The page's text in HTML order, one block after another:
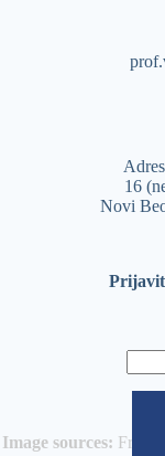
16
Novi
Image sources: